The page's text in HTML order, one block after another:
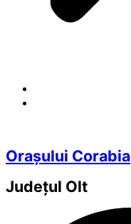
Orașului Corabia
Județul Olt